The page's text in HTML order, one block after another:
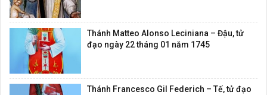
Thánh Matteo Alonso Leciniana – Đậu, tử
đạo ngày 22 tháng 01 năm 1745
Thánh Francesco Gil Federich – Tế, tử đạo